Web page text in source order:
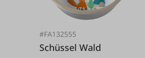
#FA132555
Schüssel Wald